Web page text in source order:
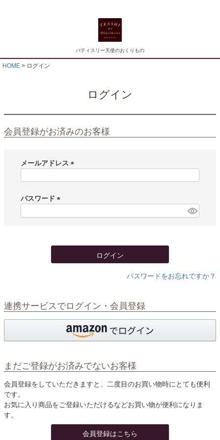
パティスリー天使のおくりもの
HOME ログイン
ログイン
会員登録がお済みのお客様
メールアドレス
)
パスワード
ログイン
パスワードをお忘れですか？
連携サービスでログイン・会員登録
まだご登録がお済みでないお客様
会員登録をしていただきますと、二度目のお買い物時にとても便利
です。
お気に入り商品をご登録いただけるなどお買い物が便利になりま
す。
会員登録はこちら